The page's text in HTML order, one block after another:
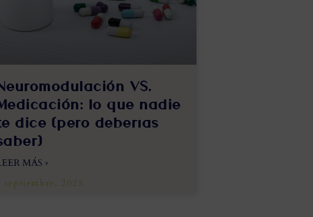
VS.
lo que nadie
dice (pero deberías
MÁS »
septiembre, 2025